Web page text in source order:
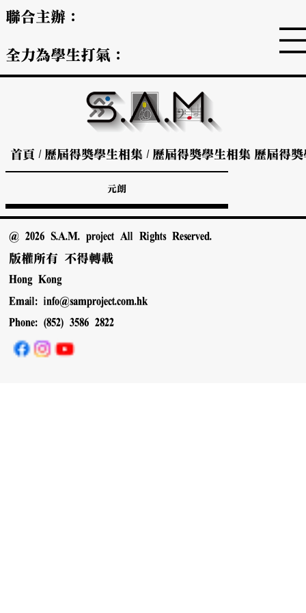
聯合主辦：
全力為學生打氣：
首頁 / 歷屆得獎學生相集 / 歷屆得獎學生相集 歷屆得
元朗
@ 2026 S.A.M. project All Rights Reserved.
版權所有 不得轉載
Hong Kong
Email: info@samproject.com.hk
Phone: (852) 3586 2822